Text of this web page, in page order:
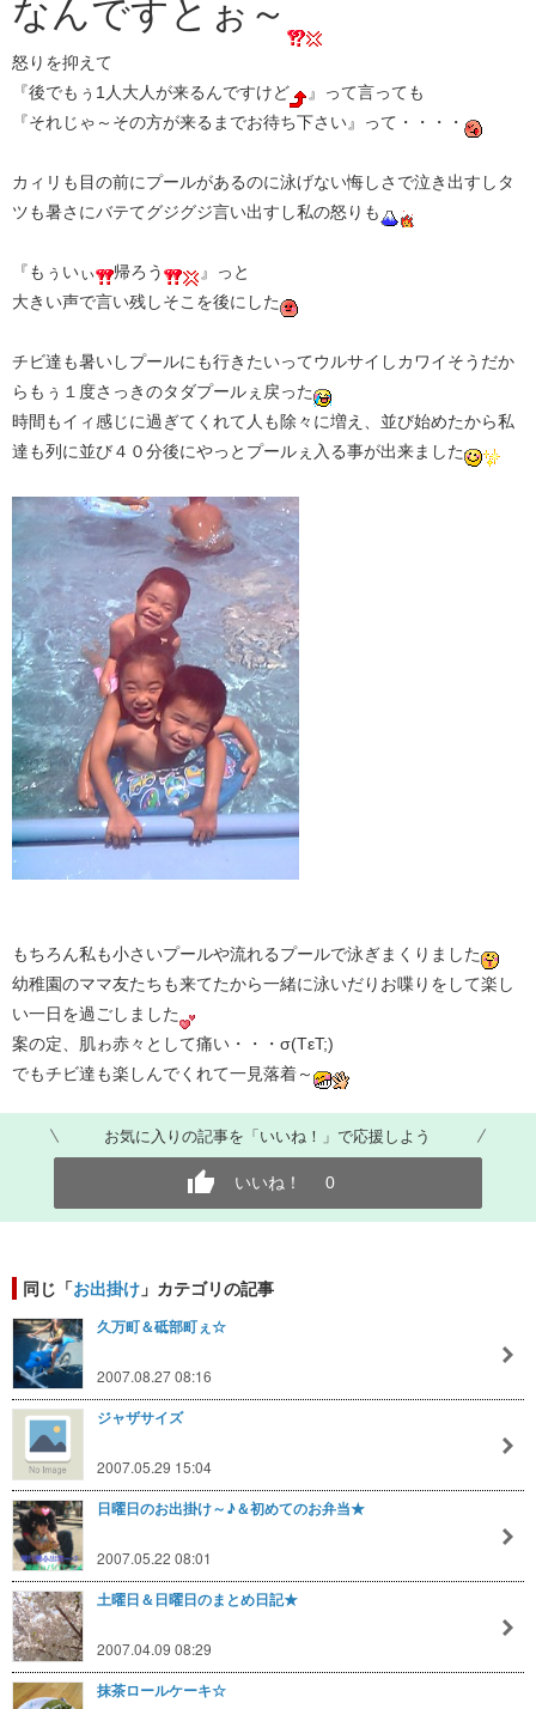
なんですとぉ～
怒りを抑えて
『後でもぅ1人大人が来るんですけど
』って言っても
『それじゃ～その方が来るまでお待ち下さい』って・・・・
カィリも目の前にプールがあるのに泳げない悔しさで泣き出すしタ
ツも暑さにバテてグジグジ言い出すし私の怒りも
『もぅいぃ 帰ろう
』っと
大きい声で言い残しそこを後にした
チビ達も暑いしプールにも行きたいってウルサイしカワイそうだか
らもぅ１度さっきのタダプールぇ戻った
時間もイィ感じに過ぎてくれて人も除々に増え、並び始めたから私
達も列に並び４０分後にやっとプールぇ入る事が出来ました
もちろん私も小さいプールや流れるプールで泳ぎまくりました
幼稚園のママ友たちも来てたから一緒に泳いだりお喋りをして楽し
い一日を過ごしました
案の定、肌ゎ赤々として痛い・・・σ(TεT;)
でもチビ達も楽しんでくれて一見落着～
お気に入りの記事を「いいね！」で応援しよう
いいね！ 0
同じ「お出掛け 」カテゴリの記事
久万町＆砥部町ぇ☆
2007.08.27 08:16
ジャザサイズ
2007.05.29 15:04
日曜日のお出掛け～♪＆初めてのお弁当★
2007.05.22 08:01
土曜日＆日曜日のまとめ日記★
2007.04.09 08:29
抹茶ロールケーキ☆